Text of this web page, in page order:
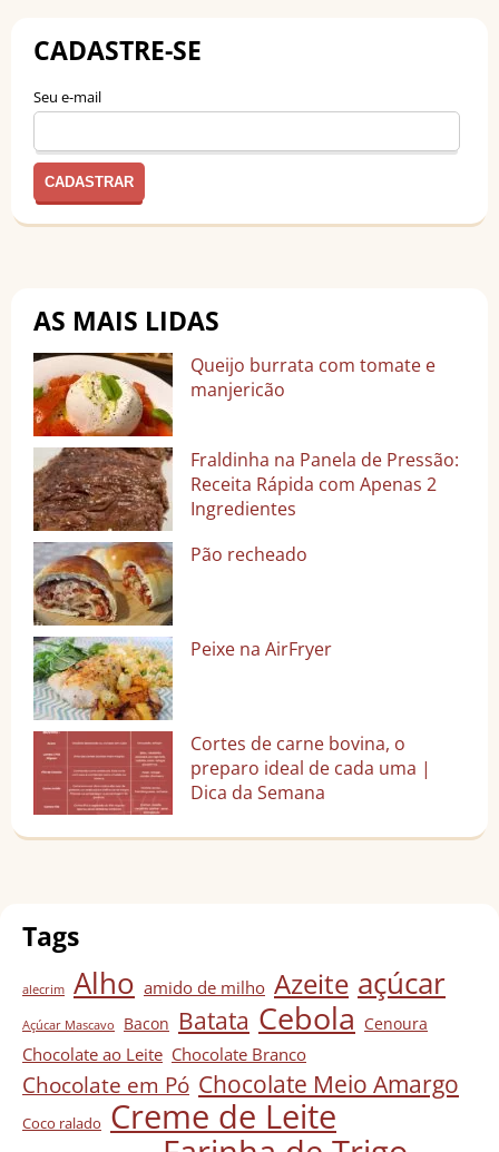
CADASTRE-SE
Seu e-mail
AS MAIS LIDAS
Queijo burrata com tomate e
manjericão
Fraldinha na Panela de Pressão:
Receita Rápida com Apenas 2
Ingredientes
Pão recheado
Peixe na AirFryer
Cortes de carne bovina, o
preparo ideal de cada uma |
Dica da Semana
Tags
alecrim Alho amido de milho Azeite açúcar
Açúcar Mascavo Bacon Batata Cebola Cenoura
Chocolate ao Leite Chocolate Branco
Chocolate em Pó Chocolate Meio Amargo
Coco ralado Creme de Leite